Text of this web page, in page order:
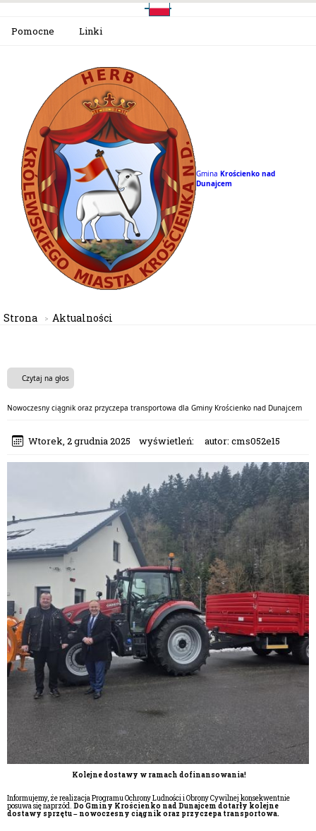
Pomocne Linki
Gmina Krościenko nad
Dunajcem
Strona Aktualności
Czytaj na głos
Nowoczesny ciągnik oraz przyczepa transportowa dla Gminy Krościenko nad Dunajcem
Wtorek, 2 grudnia 2025 wyświetleń: autor: cms052e15
Kolejne dostawy w ramach dofinansowania!
Informujemy, że realizacja Programu Ochrony Ludności i Obrony Cywilnej konsekwentnie
posuwa się naprzód. Do Gminy Krościenko nad Dunajcem dotarły kolejne
dostawy sprzętu – nowoczesny ciągnik oraz przyczepa transportowa.